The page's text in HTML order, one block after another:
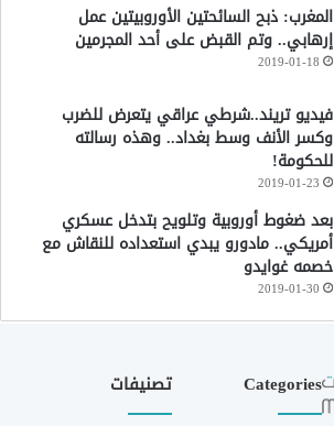
المغرب: ذبح السائحتين الأوروبيتين عمل
إرهابي.. وتم القبض على أحد المجرمين
2019-01-18
فيديو تريند..شرطي عراقي يتعرض للضرب
وكسر الأنف وسط بغداد.. وهذه رسالته
للحكومة!
2019-01-23
بعد ضغوط أوروبية وتلويح بتدخل عسكري
أمريكي.. مادورو يبدي استعداده للنقاش مع
خصمه غوايدو
2019-01-30
Categories تصنيفات